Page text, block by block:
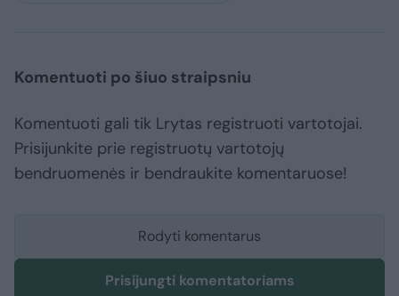
Komentuoti po šiuo straipsniu
Komentuoti gali tik Lrytas registruoti vartotojai.
Prisijunkite prie registruotų vartotojų
bendruomenės ir bendraukite komentaruose!
Rodyti komentarus
Prisijungti komentatoriams